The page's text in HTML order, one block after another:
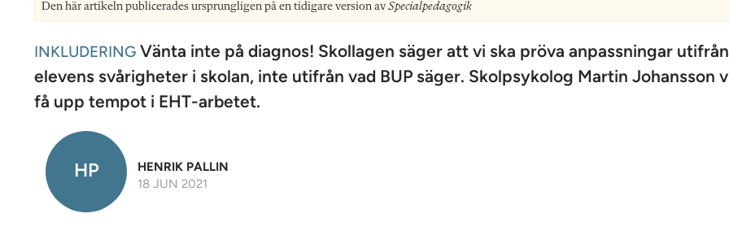
Den här artikeln publicerades ursprungligen på en tidigare version av Specialpedagogik
INKLUDERING Vänta inte på diagnos! Skollagen säger att vi ska pröva anpassningar utifrån
elevens svårigheter i skolan, inte utifrån vad BUP säger. ­Skolpsykolog Martin Johansson
få upp tempot i EHT-arbetet.
HP
HENRIK PALLIN
18 JUN 2021